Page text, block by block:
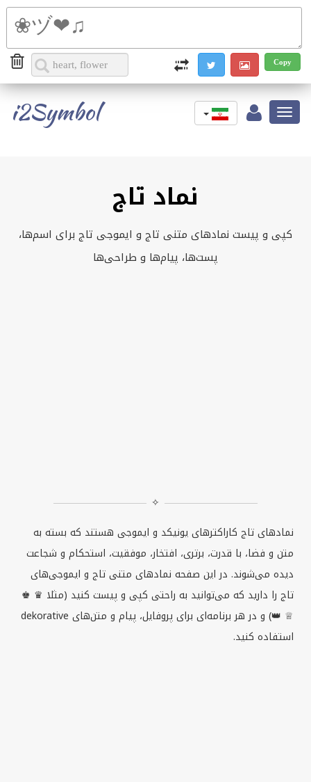
Toggle
navigation
i2Symbol
نماد تاج
کپی و پیست نمادهای متنی تاج و ایموجی تاج برای اسم‌ها،
پست‌ها، پیام‌ها و طراحی‌ها
✧
نمادهای تاج کاراکترهای یونیکد و ایموجی هستند که بسته به
متن و فضا، با قدرت، برتری، افتخار، موفقیت، استحکام و شجاعت
دیده می‌شوند. در این صفحه نمادهای متنی تاج و ایموجی‌های
تاج را دارید که می‌توانید به راحتی کپی و پیست کنید (مثلا ♛ ♚
♕ 👑) و در هر برنامه‌ای برای پروفایل، پیام و متن‌های dekorative
استفاده کنید.